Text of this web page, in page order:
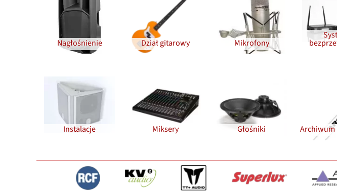
Nagłośnienie Dział gitarowy Mikrofony
Instalacje Miksery Głośniki